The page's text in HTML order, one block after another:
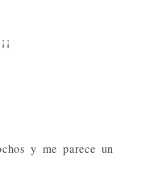
y me parece un